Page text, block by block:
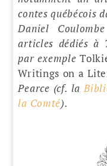
contes québécois
Daniel
articles dédiés à
par exemple
Writings on a
Pearce (cf. la
la Comté).